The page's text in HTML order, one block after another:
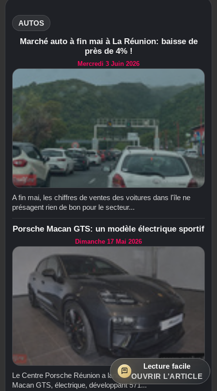
AUTOS
Marché auto à fin mai à La Réunion: baisse de
près de 4% !
Mercredi 3 Juin 2026
A fin mai, les chiffres de ventes des voitures dans l'île ne
présagent rien de bon pour le secteur...
Porsche Macan GTS: un modèle électrique sportif
Dimanche 17 Mai 2026
Le Centre Porsche Réunion a lancé récemment le Nouveau
Macan GTS, électrique, développant 571...
Lecture facile
OUVRIR L’ARTICLE